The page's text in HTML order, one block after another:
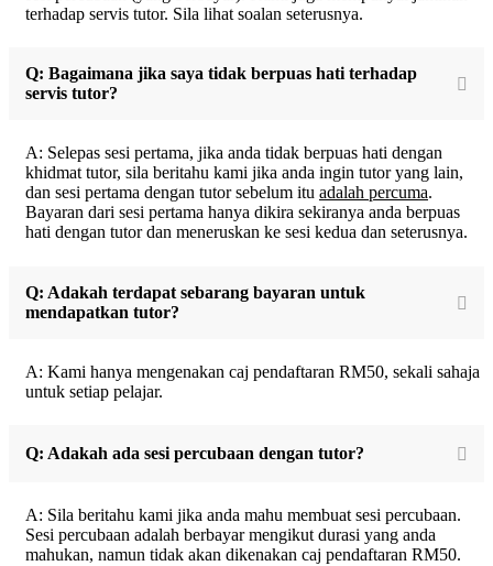
terhadap servis tutor. Sila lihat soalan seterusnya.
Q: Bagaimana jika saya tidak berpuas hati terhadap
servis tutor?
A: Selepas sesi pertama, jika anda tidak berpuas hati dengan
khidmat tutor, sila beritahu kami jika anda ingin tutor yang lain,
dan sesi pertama dengan tutor sebelum itu adalah percuma.
Bayaran dari sesi pertama hanya dikira sekiranya anda berpuas
hati dengan tutor dan meneruskan ke sesi kedua dan seterusnya.
Q: Adakah terdapat sebarang bayaran untuk
mendapatkan tutor?
A: Kami hanya mengenakan caj pendaftaran RM50, sekali sahaja
untuk setiap pelajar.
Q: Adakah ada sesi percubaan dengan tutor?
A: Sila beritahu kami jika anda mahu membuat sesi percubaan.
Sesi percubaan adalah berbayar mengikut durasi yang anda
mahukan, namun tidak akan dikenakan caj pendaftaran RM50.